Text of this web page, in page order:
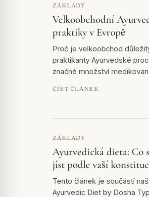
ZÁKLADY
Velkoobchodní
praktiky v Evropě
Proč je velkoobchod
praktikanty Ayurvedské
značné množství
ČÍST ČLÁNEK
ZÁKLADY
Ayurvedická dieta: Co
jíst podle vaší
Tento článek je součástí
Ayurvedic Diet by Dosha